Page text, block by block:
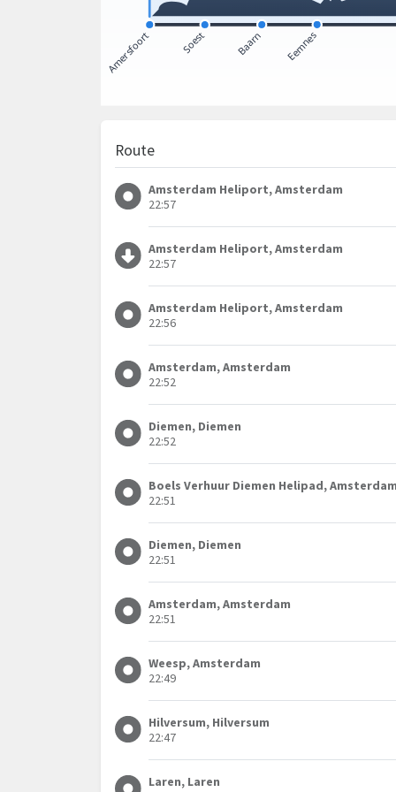
Route
Amsterdam Heliport, Amsterdam
22:57
Amsterdam Heliport, Amsterdam
22:57
Amsterdam Heliport, Amsterdam
22:56
Amsterdam, Amsterdam
22:52
Diemen, Diemen
22:52
Boels Verhuur Diemen Helipad,
22:51
Diemen, Diemen
22:51
Amsterdam, Amsterdam
22:51
Weesp, Amsterdam
22:49
Hilversum, Hilversum
22:47
Laren, Laren